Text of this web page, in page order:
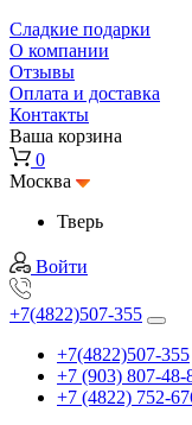
Сладкие подарки
О компании
Отзывы
Оплата и доставка
Контакты
Ваша корзина
0
Москва
Тверь
Войти
+7(4822)507-355
+7(4822)507-355
+7 (903) 807-48-
+7 (4822) 752-